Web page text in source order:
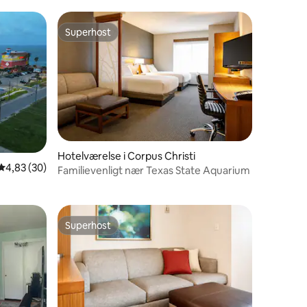
omtaler
ud af 5 i gennemsnitlig bedømmelse, 30 omtaler
4,83 (30)
Superhost
Superhost
Hotelværelse i Corpus Christi
Familievenligt nær Texas State Aquarium
Superhost
Superhost